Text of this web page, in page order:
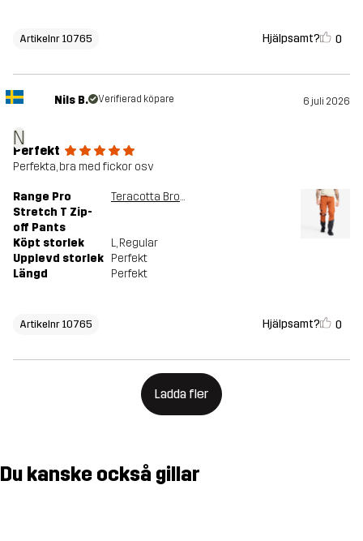
Artikelnr 10765 Hjälpsamt? 0
N
Nils B. Verifierad köpare 6 juli 2026
Perfekt
Perfekta, bra med fickor osv
Range Pro
Stretch T Zip-
off Pants
Teracotta Brown/Anthracite
Köpt storlek L, Regular
Upplevd storlek Perfekt
Längd
Perfekt
Artikelnr 10765 Hjälpsamt? 0
Ladda fler
Du kanske också gillar